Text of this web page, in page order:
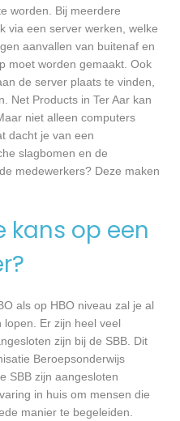
worden. Bij meerdere
via een server werken, welke
aanvallen van buitenaf en
moet worden gemaakt. Ook
de server plaats te vinden,
Net Products in Ter Aar kan
niet alleen computers
dacht je van een
slagbomen en de
medewerkers? Deze maken
kans op een
als op HBO niveau zal je al
Er zijn heel veel
zijn bij de SBB. Dit
Beroepsonderwijs
SBB zijn aangesloten
in huis om mensen die
manier te begeleiden.